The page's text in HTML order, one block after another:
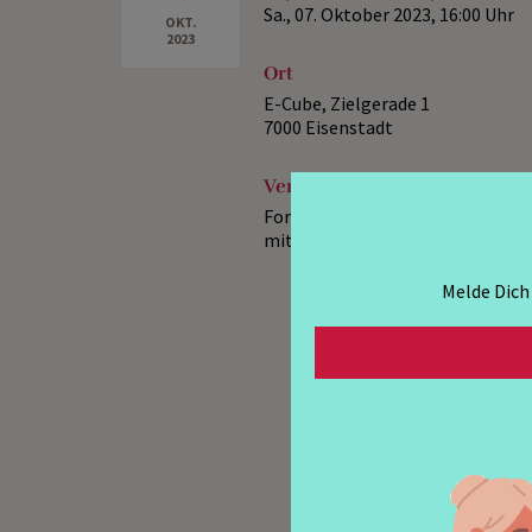
OKT.
2023
Sa., 07. Oktober 2023, 16:00 Uhr
Ort
E-Cube, Zielgerade 1
7000 Eisenstadt
VeranstalterIn
Forum Kath.
mit dem Verein "Weil´s Sinn hat"
Melde